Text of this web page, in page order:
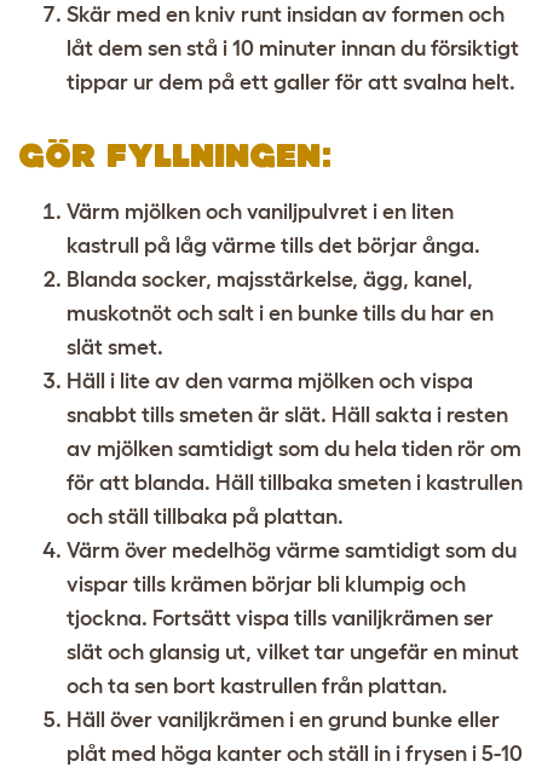
Skär med en kniv runt insidan av formen och
låt dem sen stå i 10 minuter innan du försiktigt
tippar ur dem på ett galler för att svalna helt.
GÖR FYLLNINGEN:
Värm mjölken och vaniljpulvret i en liten
kastrull på låg värme tills det börjar ånga.
Blanda socker, majsstärkelse, ägg, kanel,
muskotnöt och salt i en bunke tills du har en
slät smet.
Häll i lite av den varma mjölken och vispa
snabbt tills smeten är slät. Häll sakta i resten
av mjölken samtidigt som du hela tiden rör om
för att blanda. Häll tillbaka smeten i kastrullen
och ställ tillbaka på plattan.
Värm över medelhög värme samtidigt som du
vispar tills krämen börjar bli klumpig och
tjockna. Fortsätt vispa tills vaniljkrämen ser
slät och glansig ut, vilket tar ungefär en minut
och ta sen bort kastrullen från plattan.
Häll över vaniljkrämen i en grund bunke eller
plåt med höga kanter och ställ in i frysen i 5-10